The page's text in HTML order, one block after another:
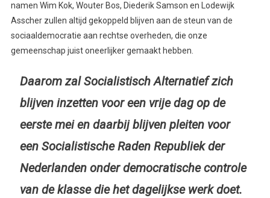
namen Wim Kok, Wouter Bos, Diederik Samson en Lodewijk
Asscher zullen altijd gekoppeld blijven aan de steun van de
sociaaldemocratie aan rechtse overheden, die onze
gemeenschap juist oneerlijker gemaakt hebben.
Daarom zal Socialistisch Alternatief zich
blijven inzetten voor een vrije dag op de
eerste mei en daarbij blijven pleiten voor
een Socialistische Raden Republiek der
Nederlanden onder democratische controle
van de klasse die het dagelijkse werk doet.